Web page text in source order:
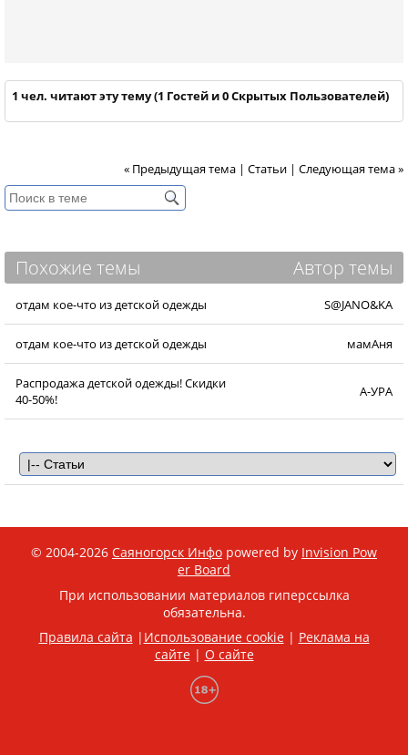
1 чел. читают эту тему (1 Гостей и 0 Скрытых Пользователей)
« Предыдущая тема | Статьи | Следующая тема »
Похожие темы Автор темы
отдам кое-что из детской одежды S@JANO&KA
отдам кое-что из детской одежды мамАня
Распродажа детской одежды! Скидки
40-50%!
А-УРА
© 2004-2026 Саяногорск Инфо powered by Invision Pow
er Board
При использовании материалов гиперссылка
обязательна.
Правила сайта | Использование cookie| Реклама на
сайте| О сайте